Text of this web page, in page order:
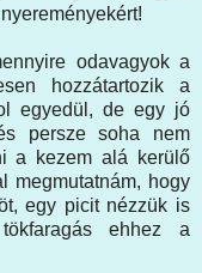
odavagyok a
hozzátartozik a
egyedül, de egy jó
persze soha nem
a kezem alá kerülő
megmutatnám, hogy
egy picit nézzük is
ehhez a